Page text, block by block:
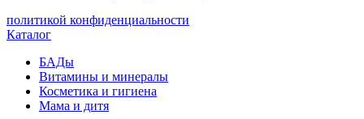
политикой конфиденциальности
Каталог
БАДы
Витамины и минералы
Косметика и гигиена
Мама и дитя